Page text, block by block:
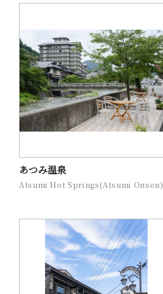
あつみ温泉
Atsumi Hot Springs(Atsumi Onsen)